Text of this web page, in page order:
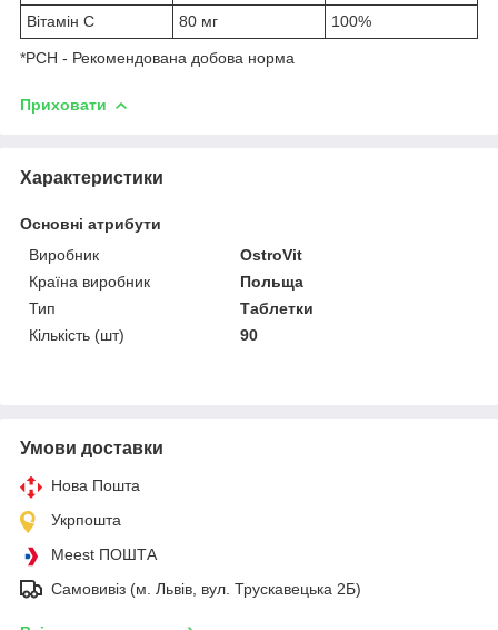
Вітамін C
80 мг 100%
*РСН - Рекомендована добова норма
Приховати
Характеристики
Основні атрибути
Виробник
OstroVit
Країна виробник
Польща
Тип
Таблетки
Кількість (шт)
90
Умови доставки
Нова Пошта
Укрпошта
Meest ПОШТА
Самовивіз (м. Львів, вул. Трускавецька 2Б)